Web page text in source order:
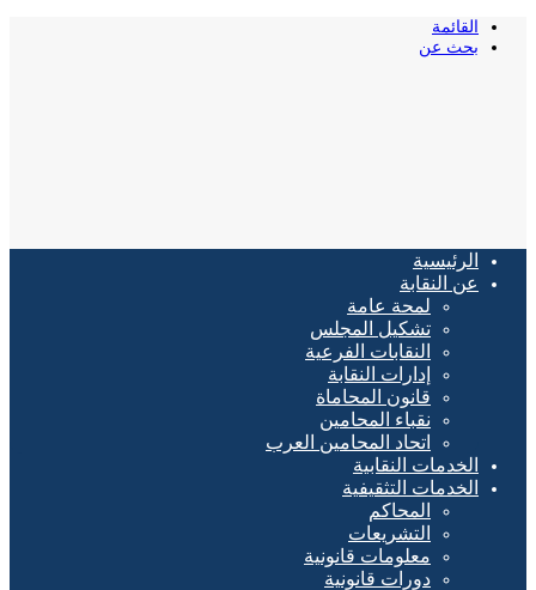
القائمة
بحث عن
الرئيسية
عن النقابة
لمحة عامة
تشكيل المجلس
النقابات الفرعية
إدارات النقابة
قانون المحاماة
نقباء المحامين
اتحاد المحامين العرب
الخدمات النقابية
الخدمات التثقيفية
المحاكم
التشريعات
معلومات قانونية
دورات قانونية